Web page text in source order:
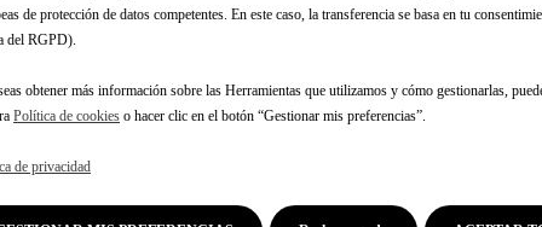
de protección de datos competentes. En este caso, la transferencia se basa en tu
del RGPD).
obtener más información sobre las Herramientas que utilizamos y cómo gestionarlas,
Política de cookies o hacer clic en el botón “Gestionar mis preferencias”.
de privacidad